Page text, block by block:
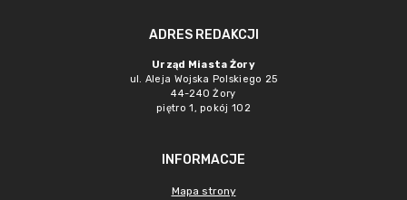
ADRES REDAKCJI
Urząd Miasta Żory
ul. Aleja Wojska Polskiego 25
44-240 Żory
piętro 1, pokój 102
INFORMACJE
Mapa strony